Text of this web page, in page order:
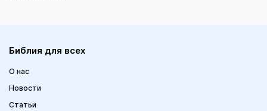
Библия для всех
О нас
Новости
Статьи